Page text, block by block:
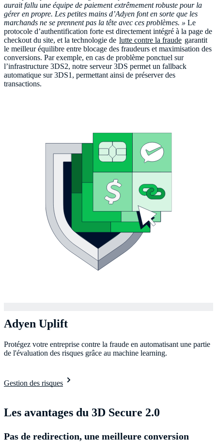
aurait fallu une équipe de paiement extrêmement robuste pour la
gérer en propre. Les petites mains d’Adyen font en sorte que les
marchands ne se prennent pas la tête avec ces problèmes. » Le
protocole d’authentification forte est directement intégré à la page de
checkout du site, et la technologie de lutte contre la fraude garantit
le meilleur équilibre entre blocage des fraudeurs et maximisation des
conversions. Par exemple, en cas de problème ponctuel sur
l’infrastructure 3DS2, notre serveur 3DS permet un fallback
automatique sur 3DS1, permettant ainsi de préserver des
transactions.
Adyen Uplift
Protégez votre entreprise contre la fraude en automatisant une partie
de l'évaluation des risques grâce au machine learning.
Gestion des risques
Les avantages du 3D Secure 2.0
Pas de redirection, une meilleure conversion